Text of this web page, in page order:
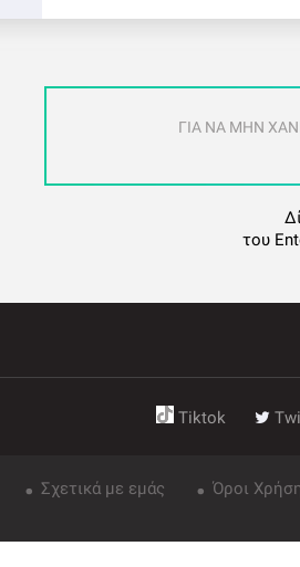
ΓΙΑ ΝΑ ΜΗΝ
του
Tiktok
Σχετικά με εμάς Όροι